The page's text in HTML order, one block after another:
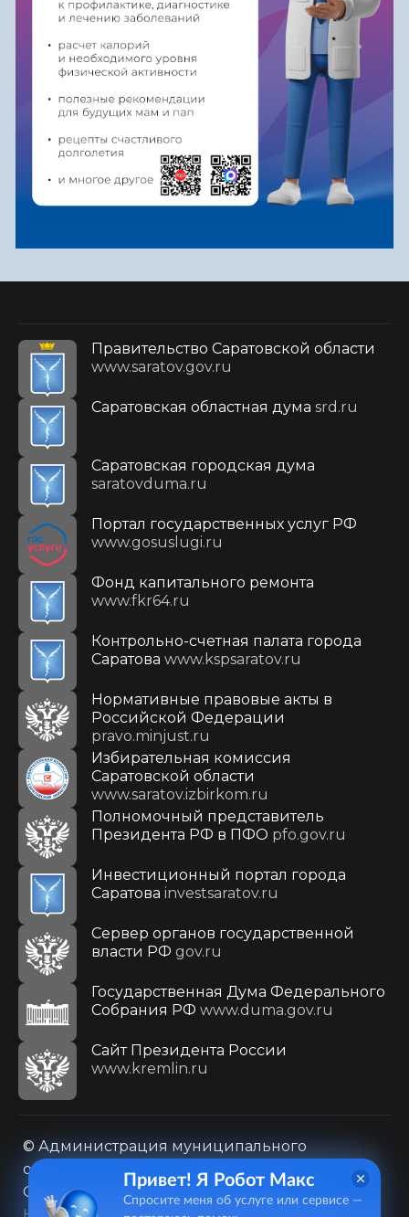
Правительство Саратовской области
www.saratov.gov.ru
Саратовская областная дума srd.ru
Саратовская городская дума
saratovduma.ru
Портал государственных услуг РФ
www.gosuslugi.ru
Фонд капитального ремонта
www.fkr64.ru
Контрольно-счетная палата города
Саратова www.kspsaratov.ru
Нормативные правовые акты в
Российской Федерации
pravo.minjust.ru
Избирательная комиссия
Саратовской области
www.saratov.izbirkom.ru
Полномочный представитель
Президента РФ в ПФО pfo.gov.ru
Инвестиционный портал города
Саратова investsaratov.ru
Сервер органов государственной
власти РФ gov.ru
Государственная Дума Федерального
Собрания РФ www.duma.gov.ru
Cайт Президента России
www.kremlin.ru
© Администрация муниципального
образования городского округа «Город
Саратов»
Привет! Я Робот Макс
Спросите меня об услуге или сервисе —